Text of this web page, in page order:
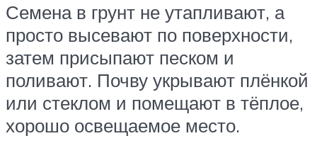
Семена в грунт не утапливают, а
просто высевают по поверхности,
затем присыпают песком и
поливают. Почву укрывают плёнкой
или стеклом и помещают в тёплое,
хорошо освещаемое место.